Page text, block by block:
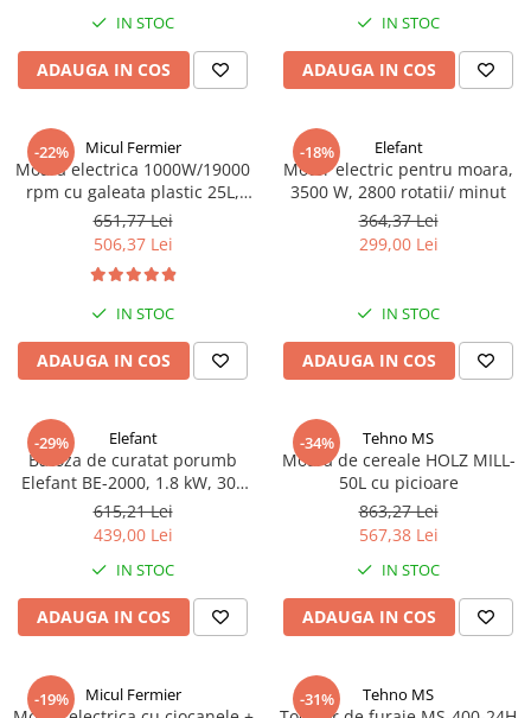
IN STOC
ADAUGA IN COS
IN STOC
ADAUGA IN COS
-22% Micul Fermier
Moara electrica 1000W/19000
rpm cu galeata plastic 25L,
Micul Fermier GF-2451
651,77 Lei
506,37 Lei
IN STOC
ADAUGA IN COS
-18% Elefant
Motor electric pentru moara,
3500 W, 2800 rotatii/ minut
364,37 Lei
299,00 Lei
IN STOC
ADAUGA IN COS
-29% Elefant
Batoza de curatat porumb
Elefant BE-2000, 1.8 kW, 300
kg/h, 2850rpm, transmisie
curea
615,21 Lei
439,00 Lei
IN STOC
ADAUGA IN COS
-34% Tehno MS
Moara de cereale HOLZ MILL-
50L cu picioare
863,27 Lei
567,38 Lei
IN STOC
ADAUGA IN COS
-19% Micul Fermier -31% Tehno MS